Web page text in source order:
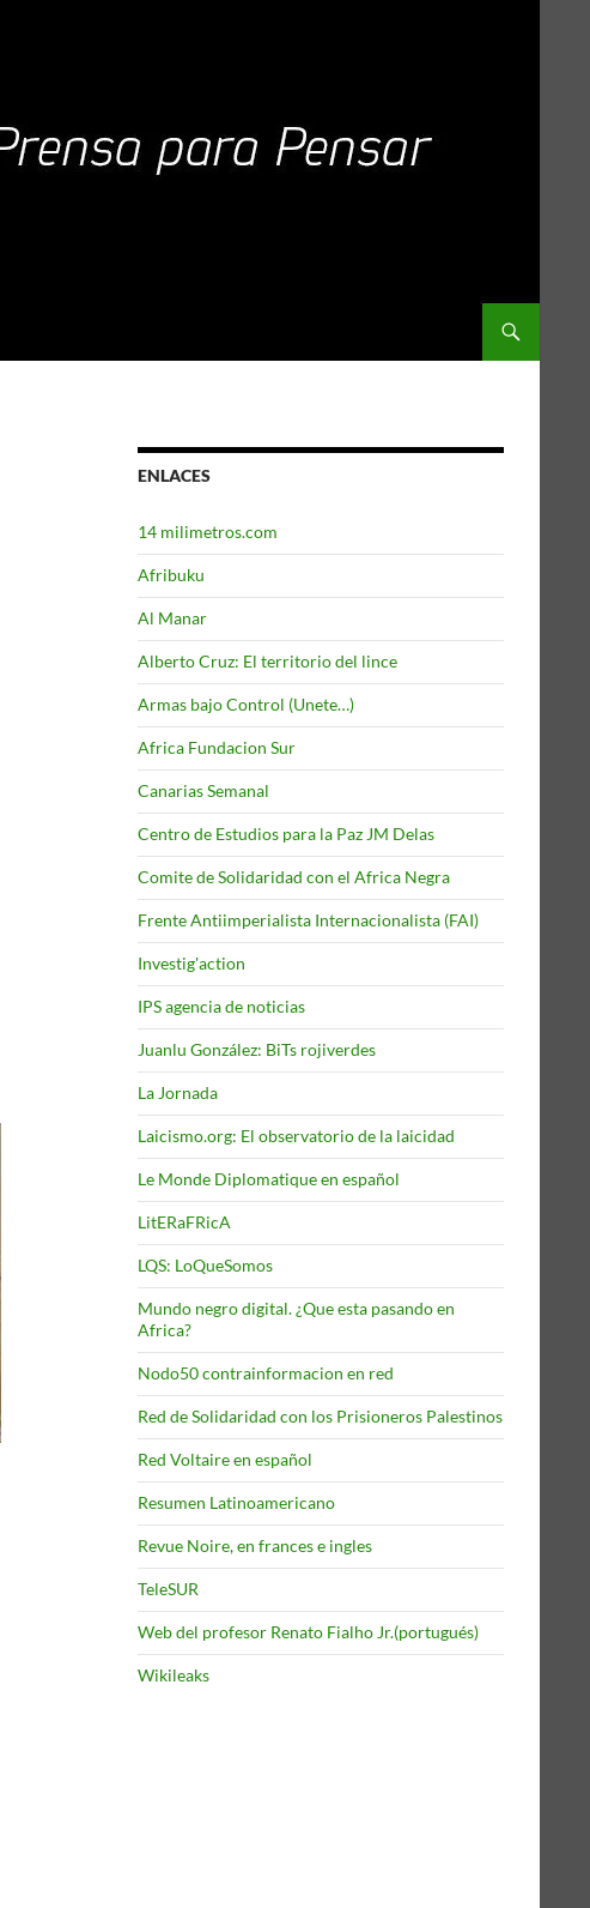
ENLACES
14 milimetros.com
Afribuku
Al Manar
Alberto Cruz: El territorio del lince
Armas bajo Control (Unete…)
Africa Fundacion Sur
Canarias Semanal
Centro de Estudios para la Paz JM Delas
Comite de Solidaridad con el Africa Negra
Frente Antiimperialista Internacionalista (FAI)
Investig'action
IPS agencia de noticias
Juanlu González: BiTs rojiverdes
La Jornada
Laicismo.org: El observatorio de la laicidad
Le Monde Diplomatique en español
LitERaFRicA
LQS: LoQueSomos
Mundo negro digital. ¿Que esta pasando en
Africa?
Nodo50 contrainformacion en red
Red de Solidaridad con los Prisioneros Palestinos
Red Voltaire en español
Resumen Latinoamericano
Revue Noire, en frances e ingles
TeleSUR
Web del profesor Renato Fialho Jr.(portugués)
Wikileaks